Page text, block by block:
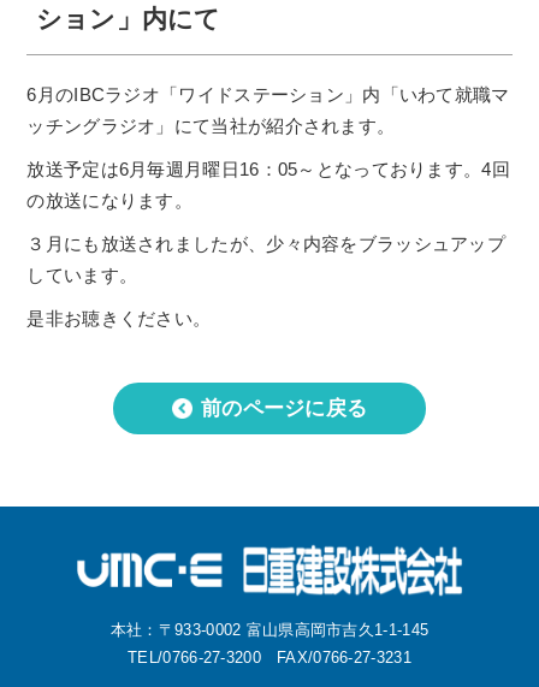
ション」内にて
6月のIBCラジオ「ワイドステーション」内「いわて就職マ
ッチングラジオ」にて当社が紹介されます。
放送予定は6月毎週月曜日16：05～となっております。4回
の放送になります。
３月にも放送されましたが、少々内容をブラッシュアップ
しています。
是非お聴きください。
前のページに戻る
本社：〒933-0002 富山県高岡市吉久1-1-145
TEL/0766-27-3200 FAX/0766-27-3231